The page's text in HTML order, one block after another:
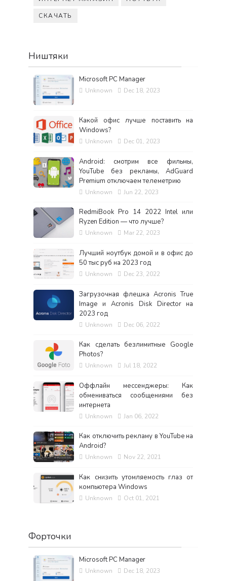
СКАЧАТЬ
Ништяки
Microsoft PC Manager
Unknown Dec 18, 2023
Какой офис лучше поставить на
Windows?
Unknown Dec 01, 2023
Android: смотрим все фильмы,
YouTube без рекламы, AdGuard
Premium отключаем телеметрию
Unknown Jun 22, 2023
RedmiBook Pro 14 2022 Intel или
Ryzen Edition — что лучше?
Unknown Mar 22, 2023
Лучший ноутбук домой и в офис до
50 тыс руб на 2023 год
Unknown Dec 23, 2022
Загрузочная флешка Acronis True
Image и Acronis Disk Director на
2023 год
Unknown Dec 06, 2022
Как сделать безлимитные Google
Photos?
Unknown Jul 18, 2022
Оффлайн мессенджеры: Как
обмениваться сообщениями без
интернета
Unknown Jan 06, 2022
Как отключить рекламу в YouTube на
Android?
Unknown Nov 22, 2021
Как снизить утомляемость глаз от
компьютера Windows
Unknown Oct 01, 2021
Форточки
Microsoft PC Manager
Unknown Dec 18, 2023